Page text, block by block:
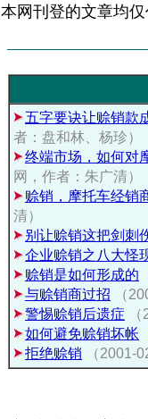
本网刊登的文章均
五字要诀让赊销款
者：盘和林、杨珍）
终端市场，如何对
网，作者：朱广清）
赊销，摩托车经销
清）
别让赊销这把剑刺
企业赊销之八大怪
赊销是如何形成的
与赊销商过招
（
警惕赊销后遗症
如何避免赊销坏帐
拒绝赊销
（2001-